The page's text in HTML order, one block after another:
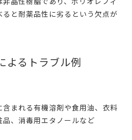
と耐薬品性に劣るという欠点が
よるトラブル例
まれる有機溶剤や食用油、衣料
、消毒用エタノールなど